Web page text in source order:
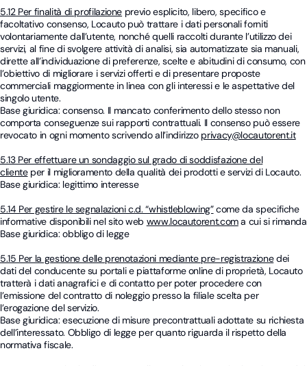
5.12 Per finalità di profilazione previo esplicito, libero, specifico e
facoltativo consenso, Locauto può trattare i dati personali forniti
volontariamente dall’utente, nonché quelli raccolti durante l’utilizzo dei
servizi, al fine di svolgere attività di analisi, sia automatizzate sia manuali,
dirette all’individuazione di preferenze, scelte e abitudini di consumo, con
l’obiettivo di migliorare i servizi offerti e di presentare proposte
commerciali maggiormente in linea con gli interessi e le aspettative del
singolo utente.
Base giuridica: consenso. Il mancato conferimento dello stesso non
comporta conseguenze sui rapporti contrattuali. Il consenso può essere
revocato in ogni momento scrivendo all’indirizzo privacy@locautorent.it
5.13 Per effettuare un sondaggio sul grado di soddisfazione del
clienteper il miglioramento della qualità dei prodotti e servizi di Locauto.
Base giuridica: legittimo interesse
5.14 Per gestire le segnalazioni c.d. “whistleblowing”come da specifiche
informative disponibili nel sito web www.locautorent.coma cui si rimanda
Base giuridica: obbligo di legge
5.15 Per la gestione delle prenotazioni mediante pre-registrazionedei
dati del conducente su portali e piattaforme online di proprietà, Locauto
tratterà i dati anagrafici e di contatto per poter procedere con
l’emissione del contratto di noleggio presso la filiale scelta per
l’erogazione del servizio.
Base giuridica: esecuzione di misure precontrattuali adottate su richiesta
dell’interessato. Obbligo di legge per quanto riguarda il rispetto della
normativa fiscale.